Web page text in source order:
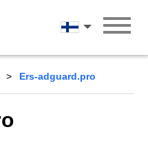
Suomi
Ers-adguard.pro